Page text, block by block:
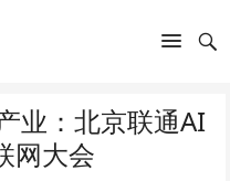
业：北京联通AI
网大会